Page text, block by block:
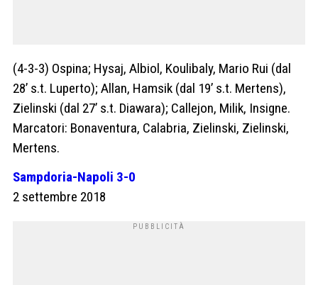
(4-3-3) Ospina; Hysaj, Albiol, Koulibaly, Mario Rui (dal
28’ s.t. Luperto); Allan, Hamsik (dal 19’ s.t. Mertens),
Zielinski (dal 27’ s.t. Diawara); Callejon, Milik, Insigne.
Marcatori: Bonaventura, Calabria, Zielinski, Zielinski,
Mertens.
Sampdoria-Napoli 3-0
2 settembre 2018